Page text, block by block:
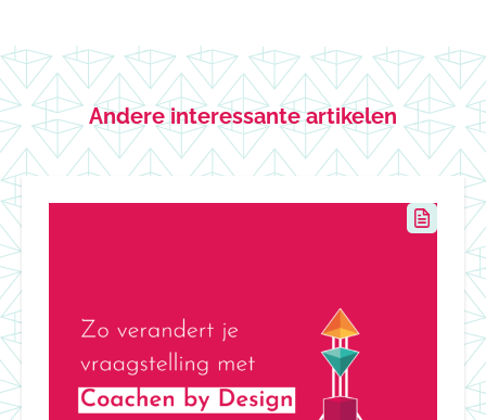
Andere interessante artikelen